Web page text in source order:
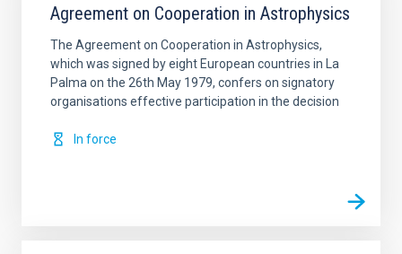
Agreement on Cooperation in Astrophysics
The Agreement on Cooperation in Astrophysics,
which was signed by eight European countries in La
Palma on the 26th May 1979, confers on signatory
organisations effective participation in the decision
In force